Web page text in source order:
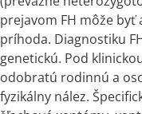
prejavom FH môže byť
príhoda. Diagnostiku
genetickú. Pod
odobratú rodinnú a
fyzikálny nález.